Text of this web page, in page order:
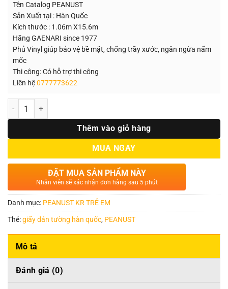
Tên Catalog PEANUST
Sản Xuất tại : Hàn Quốc
Kích thước : 1.06m X15.6m
Hãng GAENARI since 1977
Phủ Vinyl giúp bảo vệ bề mặt, chống trầy xước, ngăn ngừa nấm
mốc
Thi công: Có hỗ trợ thi công
Liên hệ0777773622
Số lượng
Thêm vào giỏ hàng
MUA NGAY
ĐẶT MUA SẢN PHẨM NÀY
Nhân viên sẽ xác nhận đơn hàng sau 5 phút
Danh mục: PEANUST KR TRẺ EM
Thẻ:giấy dán tường hàn quốc, PEANUST
Mô tả
Đánh giá (0)